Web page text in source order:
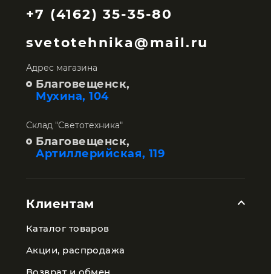
+7 (4162) 35-35-80
svetotehnika@mail.ru
Адрес магазина
Благовещенск,
Мухина, 104
Склад "Светотехника"
Благовещенск,
Артиллерийская, 119
Клиентам
Каталог товаров
Акции, распродажа